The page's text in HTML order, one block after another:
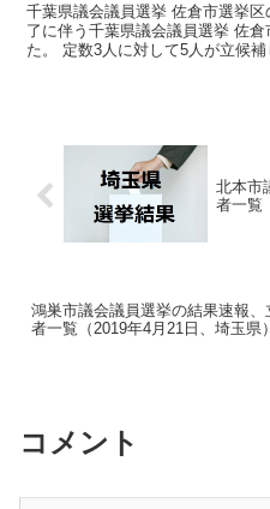
千葉県議会議員選挙 佐倉市選挙
了に伴う千葉県議会議員選挙 佐
た。 定数3人に対して5人が立候
北本市
者一覧
鴻巣市議会議員選挙の結果速報、
者一覧（2019年4月21日、埼玉県）
コメント